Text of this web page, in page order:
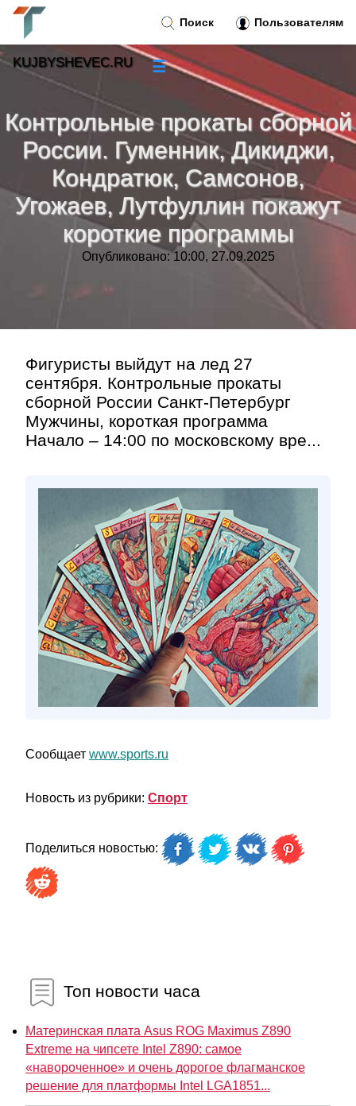
Контрольные прокаты сборной
России. Гуменник, Дикиджи,
Кондратюк, Самсонов,
Угожаев, Лутфуллин покажут
короткие программы
Опубликовано: 10:00, 27.09.2025
Фигуристы выйдут на лед 27
сентября. Контрольные прокаты
сборной России Санкт-Петербург
Мужчины, короткая программа
Начало – 14:00 по московскому вре...
Сообщает www.sports.ru
Новость из рубрики: Спорт
Поделиться новостью:
Топ новости часа
Материнская плата Asus ROG Maximus Z890
Extreme на чипсете Intel Z890: самое
«навороченное» и очень дорогое флагманское
решение для платформы Intel LGA1851...
Поиск Пользователям
KUJBYSHEVEC.RU ☰
Новости
Тренды новостей»
Рубрики»